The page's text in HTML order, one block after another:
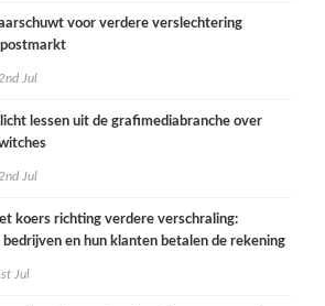
voor verdere verslechtering
Jul
lessen uit de grafimediabranche over
Jul
koers richting verdere verschraling:
en hun klanten betalen de rekening
Jul